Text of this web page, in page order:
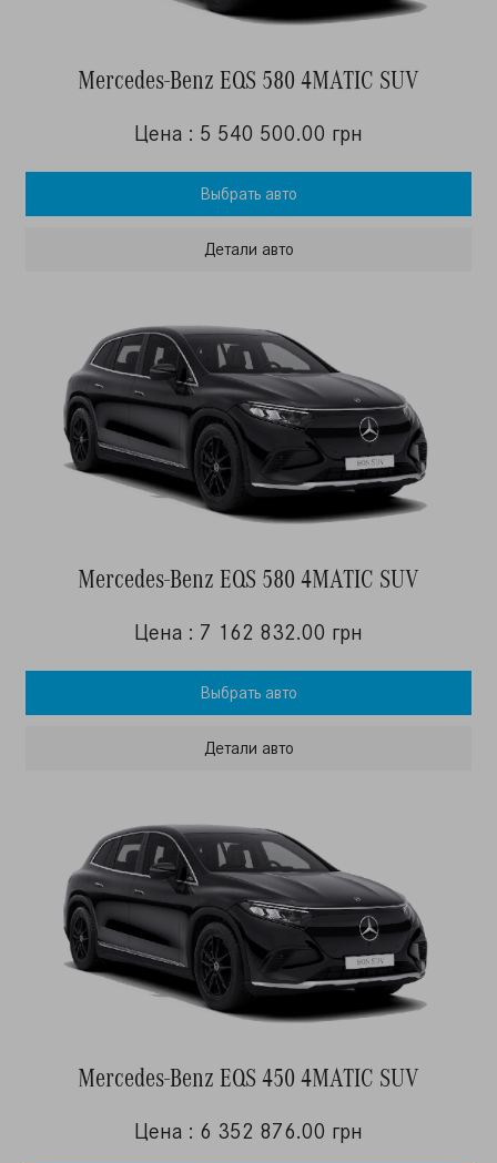
Mercedes-Benz EQS 580 4MATIC SUV
Цена : 5 540 500.00 грн
Выбрать авто
Детали авто
Mercedes-Benz EQS 580 4MATIC SUV
Цена : 7 162 832.00 грн
Выбрать авто
Детали авто
Mercedes-Benz EQS 450 4MATIC SUV
Цена : 6 352 876.00 грн